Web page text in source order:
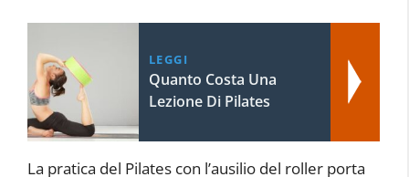
LEGGI
Quanto Costa Una
Lezione Di Pilates
La pratica del Pilates con l’ausilio del roller porta